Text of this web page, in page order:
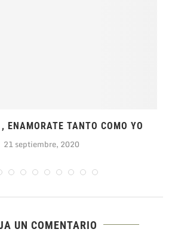
ENAMORATE TANTO COMO YO
21 septiembre, 2020
UN COMENTARIO